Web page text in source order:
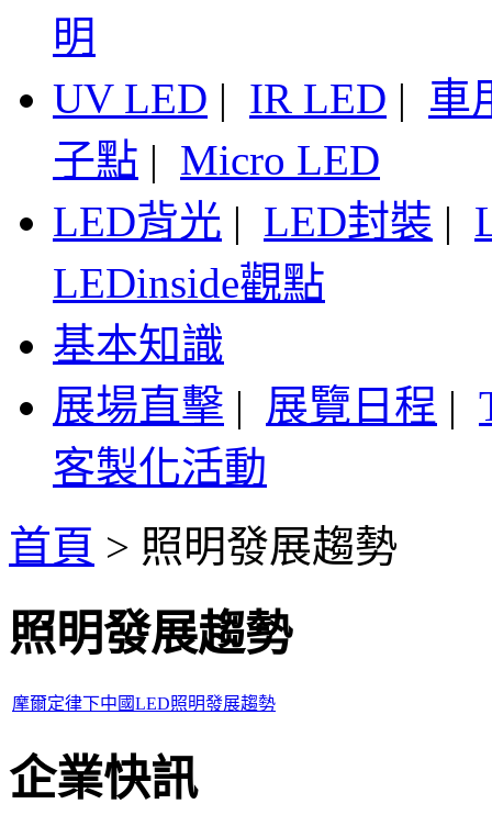
明
UV LED | IR LED | 車
子點 | Micro LED
LED背光 | LED封裝 |
LEDinside觀點
基本知識
展場直擊 | 展覽日程 |
客製化活動
首頁 > 照明發展趨勢
照明發展趨勢
摩爾定律下中國LED照明發展趨勢
企業快訊